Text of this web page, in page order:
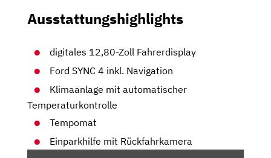
Ausstattungshighlights
digitales 12,80-Zoll Fahrerdisplay
Ford SYNC 4 inkl. Navigation
Klimaanlage mit automatischer
Temperaturkontrolle
Tempomat
Einparkhilfe mit Rückfahrkamera